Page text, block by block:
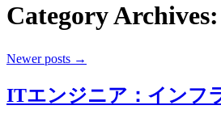
Category
Newer posts →
ITエンジニア：インフ